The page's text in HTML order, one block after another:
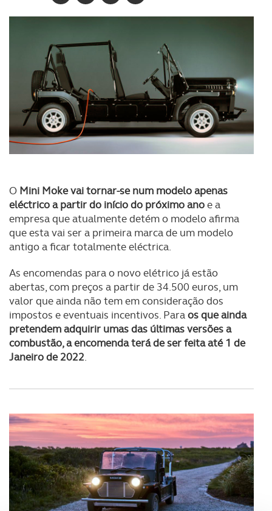
O Mini Moke vai tornar-se num modelo apenas
eléctrico a partir do início do próximo anoe a
empresa que atualmente detém o modelo afirma
que esta vai ser a primeira marca de um modelo
antigo a ficar totalmente eléctrica.
As encomendas para o novo elétrico já estão
abertas, com preços a partir de 34.500 euros, um
valor que ainda não tem em consideração dos
impostos e eventuais incentivos. Paraos que ainda
pretendem adquirir umas das últimas versões a
combustão, a encomenda terá de ser feita até 1 de
Janeiro de 2022.